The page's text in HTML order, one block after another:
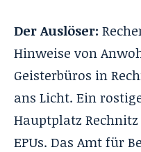
Der Auslöser:
Hinweise von
Geisterbüros in
ans Licht. Ein
Hauptplatz
EPUs. Das Amt für